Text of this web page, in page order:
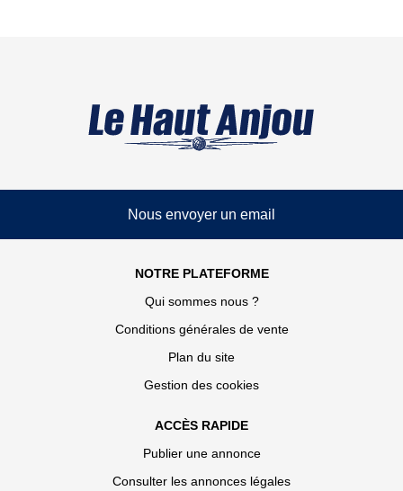
Nous envoyer un email
NOTRE PLATEFORME
Qui sommes nous ?
Conditions générales de vente
Plan du site
Gestion des cookies
ACCÈS RAPIDE
Publier une annonce
Consulter les annonces légales